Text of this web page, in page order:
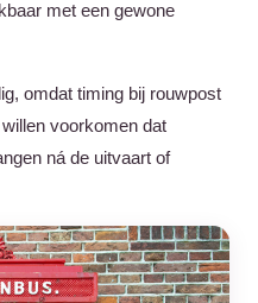
met een gewone
omdat timing bij rouwpost
voorkomen dat
ná de uitvaart of